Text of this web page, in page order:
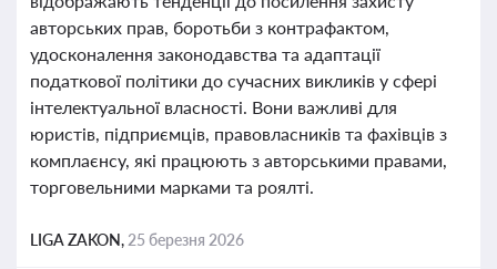
авторських прав, боротьби з контрафактом,
удосконалення законодавства та адаптації
податкової політики до сучасних викликів у сфері
інтелектуальної власності. Вони важливі для
юристів, підприємців, правовласників та фахівців з
комплаєнсу, які працюють з авторськими правами,
торговельними марками та роялті.
LIGA ZAKON, 25 березня 2026